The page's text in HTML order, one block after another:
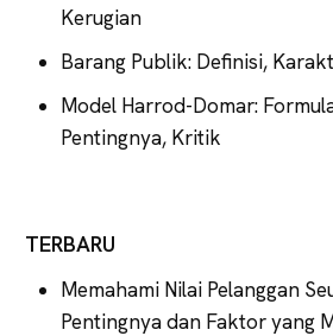
Kerugian
Barang Publik: Definisi,
Model Harrod-Domar:
Pentingnya, Kritik
TERBARU
Memahami Nilai Pelanggan
Pentingnya dan Faktor yang